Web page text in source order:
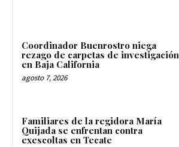
Coordinador Buenrostro niega
rezago de carpetas de investigación
en Baja California
agosto 7, 2026
Familiares de la regidora María
Quijada se enfrentan contra
exescoltas en Tecate